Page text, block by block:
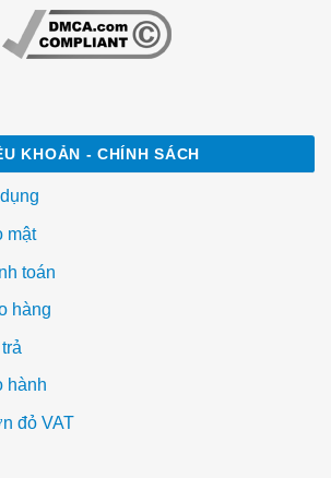
KHOẢN - CHÍNH SÁCH
mật
toán
hàng
hành
đỏ VAT